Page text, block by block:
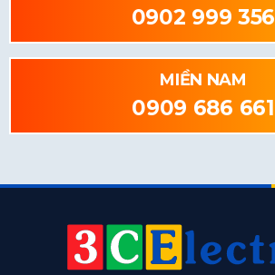
0902 999 356
MIỀN NAM
0909 686 661